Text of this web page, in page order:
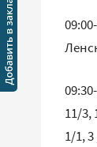
11/3,
1/1,